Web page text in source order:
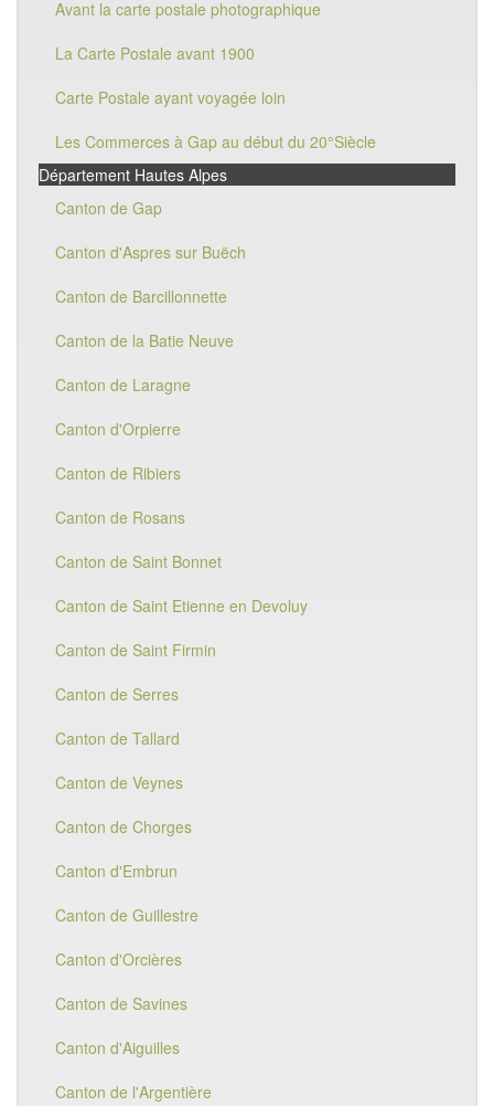
Avant la carte postale photographique
La Carte Postale avant 1900
Carte Postale ayant voyagée loin
Les Commerces à Gap au début du 20°Siècle
Département Hautes Alpes
Canton de Gap
Canton d'Aspres sur Buëch
Canton de Barcillonnette
Canton de la Batie Neuve
Canton de Laragne
Canton d'Orpierre
Canton de Ribiers
Canton de Rosans
Canton de Saint Bonnet
Canton de Saint Etienne en Devoluy
Canton de Saint Firmin
Canton de Serres
Canton de Tallard
Canton de Veynes
Canton de Chorges
Canton d'Embrun
Canton de Guillestre
Canton d'Orcières
Canton de Savines
Canton d'Aiguilles
Canton de l'Argentière